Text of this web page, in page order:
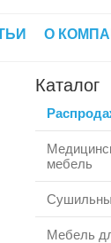
О
Каталог
мебель
Мебель